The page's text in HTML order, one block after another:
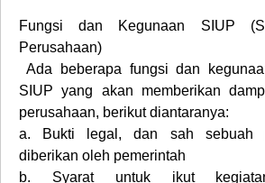
Fungsi dan Kegunaan SIUP
Perusahaan)
Ada beberapa fungsi dan
SIUP yang akan memberikan
perusahaan, berikut diantaranya:
a.
Bukti legal, dan sah sebuah
diberikan oleh pemerintah
b.
Syarat untuk ikut